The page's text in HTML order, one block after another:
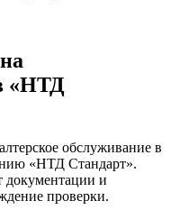
«НТД
обслуживание в
«НТД Стандарт».
документации и
проверки.